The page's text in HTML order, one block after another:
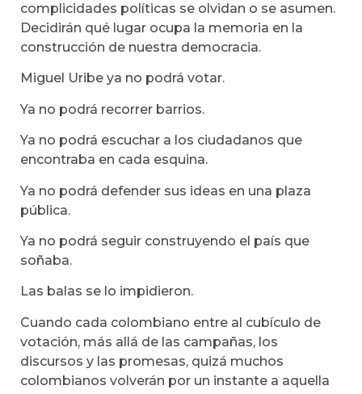
complicidades políticas se olvidan o se asumen.
Decidirán qué lugar ocupa la memoria en la
construcción de nuestra democracia.
Miguel Uribe ya no podrá votar.
Ya no podrá recorrer barrios.
Ya no podrá escuchar a los ciudadanos que
encontraba en cada esquina.
Ya no podrá defender sus ideas en una plaza
pública.
Ya no podrá seguir construyendo el país que
soñaba.
Las balas se lo impidieron.
Cuando cada colombiano entre al cubículo de
votación, más allá de las campañas, los
discursos y las promesas, quizá muchos
colombianos volverán por un instante a aquella